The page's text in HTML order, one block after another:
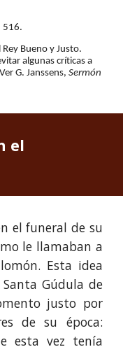
516.
Bueno y Justo.
algunas críticas a
G. Janssens, Sermón
el
el funeral de su
le llamaban a
Esta idea
Gúdula de
justo por
de su época:
esta vez tenía